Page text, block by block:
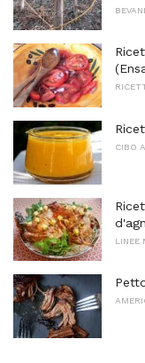
CIBO
LINEE